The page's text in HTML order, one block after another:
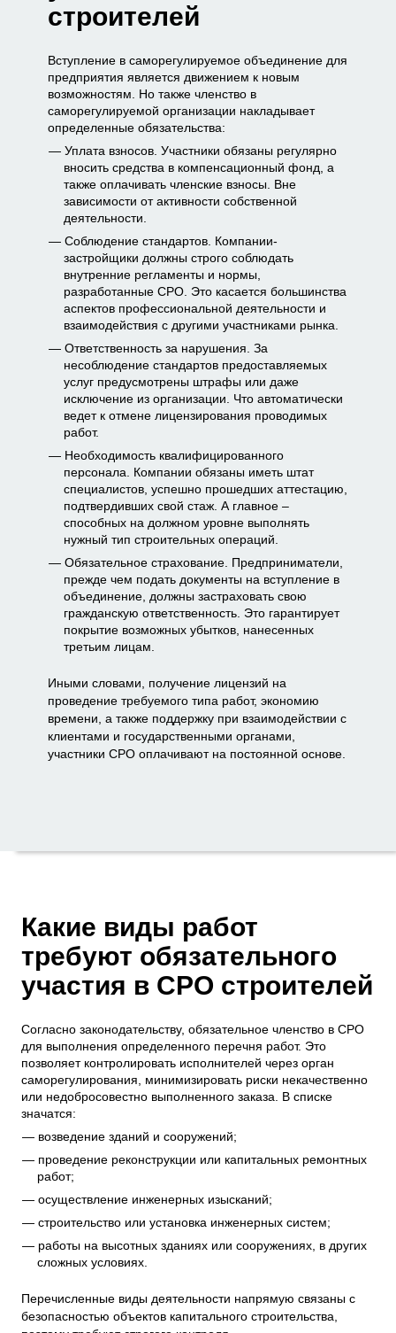
строителей
Вступление в саморегулируемое объединение для
предприятия является движением к новым
возможностям. Но также членство в
саморегулируемой организации накладывает
определенные обязательства:
Уплата взносов. Участники обязаны регулярно
вносить средства в компенсационный фонд, а
также оплачивать членские взносы. Вне
зависимости от активности собственной
деятельности.
Соблюдение стандартов. Компании-
застройщики должны строго соблюдать
внутренние регламенты и нормы,
разработанные СРО. Это касается большинства
аспектов профессиональной деятельности и
взаимодействия с другими участниками рынка.
Ответственность за нарушения. За
несоблюдение стандартов предоставляемых
услуг предусмотрены штрафы или даже
исключение из организации. Что автоматически
ведет к отмене лицензирования проводимых
работ.
Необходимость квалифицированного
персонала. Компании обязаны иметь штат
специалистов, успешно прошедших аттестацию,
подтвердивших свой стаж. А главное –
способных на должном уровне выполнять
нужный тип строительных операций.
Обязательное страхование. Предприниматели,
прежде чем подать документы на вступление в
объединение, должны застраховать свою
гражданскую ответственность. Это гарантирует
покрытие возможных убытков, нанесенных
третьим лицам.
Иными словами, получение лицензий на
проведение требуемого типа работ, экономию
времени, а также поддержку при взаимодействии с
клиентами и государственными органами,
участники СРО оплачивают на постоянной основе.
Какие виды работ
требуют обязательного
участия в СРО строителей
Согласно законодательству, обязательное членство в СРО
для выполнения определенного перечня работ. Это
позволяет контролировать исполнителей через орган
саморегулирования, минимизировать риски некачественно
или недобросовестно выполненного заказа. В списке
значатся:
возведение зданий и сооружений;
проведение реконструкции или капитальных ремонтных
работ;
осуществление инженерных изысканий;
строительство или установка инженерных систем;
работы на высотных зданиях или сооружениях, в других
сложных условиях.
Перечисленные виды деятельности напрямую связаны с
безопасностью объектов капитального строительства,